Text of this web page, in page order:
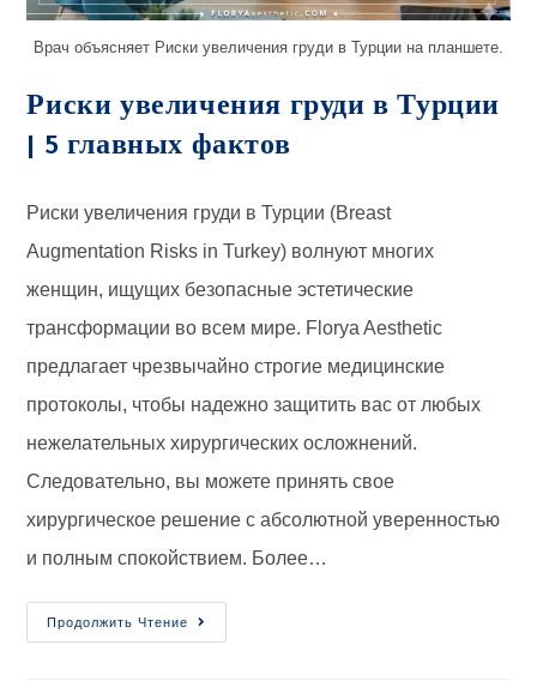
Врач объясняет Риски увеличения груди в Турции на планшете.
Риски увеличения груди в Турции
| 5 главных фактов
Риски увеличения груди в Турции (Breast
Augmentation Risks in Turkey) волнуют многих
женщин, ищущих безопасные эстетические
трансформации во всем мире. Florya Aesthetic
предлагает чрезвычайно строгие медицинские
протоколы, чтобы надежно защитить вас от любых
нежелательных хирургических осложнений.
Следовательно, вы можете принять свое
хирургическое решение с абсолютной уверенностью
и полным спокойствием. Более…
Продолжить Чтение